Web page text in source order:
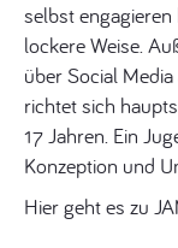
selbst
lockere Weise.
über Social
richtet sich
17 Jahren. Ein
Konzeption und
Hier geht es zu